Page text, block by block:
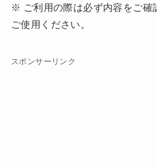
※ ご利用の際は必ず内容をご確
ご使用ください。
スポンサーリンク